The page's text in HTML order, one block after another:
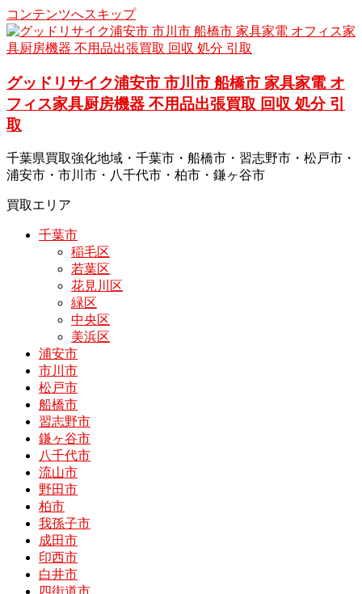
コンテンツへスキップ
グッドリサイク浦安市 市川市 船橋市 家具家電 オ
フィス家具厨房機器 不用品出張買取 回収 処分 引
取
千葉県買取強化地域・千葉市・船橋市・習志野市・松戸市・
浦安市・市川市・八千代市・柏市・鎌ヶ谷市
買取エリア
千葉市
稲毛区
若葉区
花見川区
緑区
中央区
美浜区
浦安市
市川市
松戸市
船橋市
習志野市
鎌ヶ谷市
八千代市
流山市
野田市
柏市
我孫子市
成田市
印西市
白井市